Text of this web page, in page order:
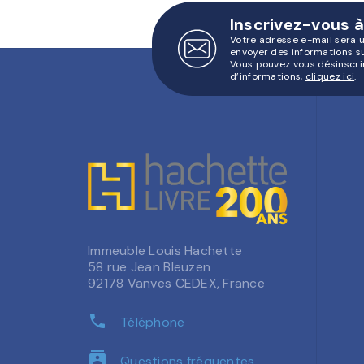
Inscrivez-vous
Votre adresse e-mail sera
envoyer des informations
Vous pouvez vous
d’informations, cliquez ici.
Immeuble Louis Hachette
58 rue Jean Bleuzen
92178 Vanves CEDEX, France
phone Téléphone
contacts